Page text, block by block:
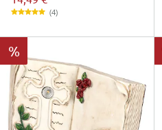
(4)
%